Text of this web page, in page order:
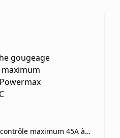
Cartouche gougeage à contrôle maximum 45A à 85A Powermax SmartSYNC